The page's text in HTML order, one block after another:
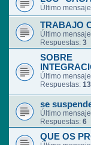
Último
TRABAJO
Último
Respuestas: 3
SOBRE
Último
Respuestas: 13
se
Último
Respuestas: 6
QUE OS